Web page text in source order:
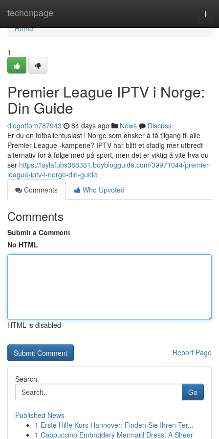
techonpage
Home
Home
1
Premier League IPTV i Norge:
Din Guide
diegotfom787943 84 days ago News
Discuss
Er du en fotballentusiast i Norge som ønsker å få tilgang til alle
Premier League -kampene? IPTV har blitt et stadig mer utbredt
alternativ for å følge med på sport, men det er viktig å vite hva du
ser https://laylafubs388331.boyblogguide.com/39971044/premier-
league-iptv-i-norge-din-guide
Comments
Who Upvoted
Comments
Submit a Comment
No HTML
HTML is disabled
Report Page
Search
Go
Published News
1 Erste Hilfe Kurs Hannover: Finden Sie Ihren Ter...
1 Cappuccino Embroidery Mermaid Dress: A Sheer